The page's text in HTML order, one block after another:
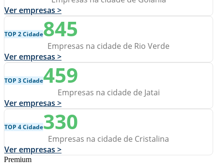
Ver empresas >
TOP 2 Cidade845
Empresas na cidade de Rio Verde
Ver empresas >
TOP 3 Cidade459
Empresas na cidade de Jatai
Ver empresas >
TOP 4 Cidade330
Empresas na cidade de Cristalina
Ver empresas >
Premium